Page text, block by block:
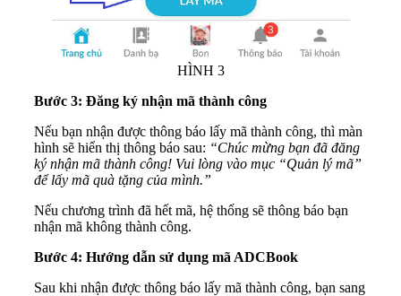
HÌNH 3
Bước 3: Đăng ký nhận mã thành công
Nếu bạn nhận được thông báo lấy mã thành công, thì màn
hình sẽ hiển thị thông báo sau: “Chúc mừng bạn đã đăng
ký nhận mã thành công! Vui lòng vào mục “Quản lý mã”
để lấy mã quà tặng của mình.”
Nếu chương trình đã hết mã, hệ thống sẽ thông báo bạn
nhận mã không thành công.
Bước 4: Hướng dẫn sử dụng mã ADCBook
Sau khi nhận được thông báo lấy mã thành công, bạn sang